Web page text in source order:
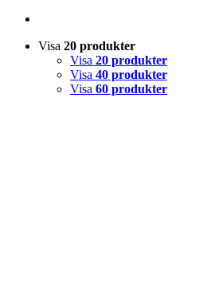
Visa 20 produkter
Visa 20 produkter
Visa 40 produkter
Visa 60 produkter